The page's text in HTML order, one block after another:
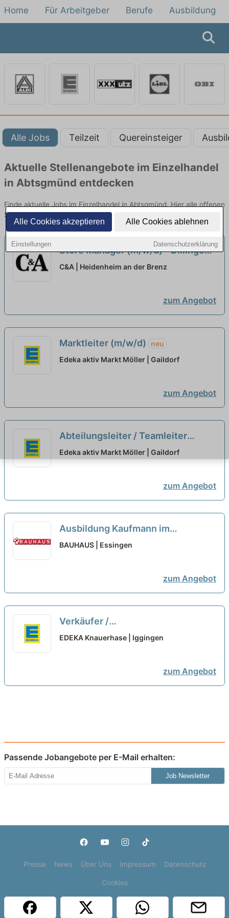
Alle Cookies akzeptieren Alle Cookies ablehnen
Einstellungen Datenschutzerklärung
Home Für Arbeitgeber Berufe Ausbildung
Alle Jobs Teilzeit Quereinsteiger
Aktuelle Stellenangebote im Einzelhandel
in Abtsgmünd entdecken
Finde aktuelle Jobs im Einzelhandel in Abtsgmünd. Hier alle offenen
Stellenangebote im Verkauf, Vertrieb und Handel vergleichen.
Store Manager (m/w/d) - Dillingen
neu
C&A | Heidenheim an der Brenz
zum Angebot
Marktleiter (m/w/d)
neu
Edeka aktiv Markt Möller | Gaildorf
zum Angebot
Abteilungsleiter / Teamleiter
Bäckerei / Backwaren (m/w/d)
Edeka aktiv Markt Möller | Gaildorf
zum Angebot
Ausbildung Kaufmann im
Einzelhandel oder Verkäufer
BAUHAUS | Essingen
zum Angebot
Verkäufer /
Einzelhandelskaufmann - Kasse /
EDEKA Knauerhase | Iggingen
zum Angebot
Passende Jobangebote per E-Mail erhalten:
Job Newsletter
Presse News Über Uns Impressum Datenschutz
Cookies
Copyright © 2000 - 2026 | 1A Infosysteme GmbH | Content by: 1a-sites-jobs